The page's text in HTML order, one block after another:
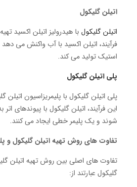
اتیلن گلیکول
اتیلن گلیکول با هیدرولیز اتیلن اکسید
فرآیند، اتیلن اکسید با آب واکنش می
استیک تولید می کند.
پلی اتیلن گلیکول
پلی اتیلن گلیکول با پلیمریزاسیون
این فرآیند، اتیلن گلیکول با پیوندهای
شوند و یک پلیمر خطی ایجاد می کنند.
تفاوت های روش تهیه اتیلن گلیکول و
تفاوت های اصلی بین روش تهیه اتیلن
گلیکول عبارتند از: